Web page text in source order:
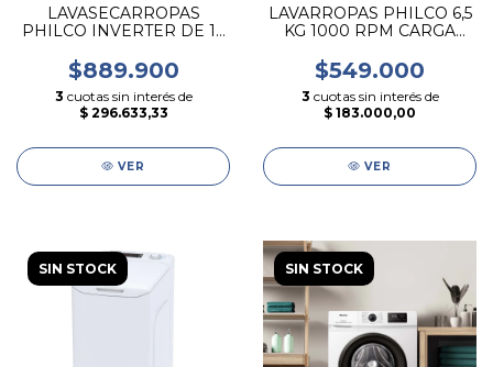
LAVASECARROPAS
PHILCO INVERTER DE 12
GRIS
$889.900
3 cuotas sin interés de
$ 296.633,33
VER
LAVARROPAS PHILCO 6,5
KG 1000 RPM CARGA
$549.000
3 cuotas sin interés de
$ 183.000,00
VER
SIN STOCK SIN STOCK